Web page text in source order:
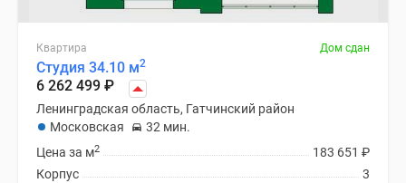
Квартира Дом сдан
Студия 34.10 м2
6 262 499 ₽
Ленинградская область, Гатчинский район
Московская
32 мин.
183 651 ₽
Цена за м2
3
Корпус